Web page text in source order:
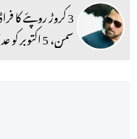
3 کروڑ روپئے کا
سمن، 5 اکتوبر کو عدالت میں پیش ہونے کا حکم